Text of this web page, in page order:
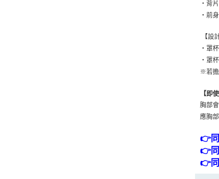
・背
・前
【設
・罩
・罩
※若擔
【即
胸部
應胸
👉
👉
👉